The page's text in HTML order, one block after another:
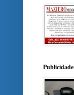
Publicidade